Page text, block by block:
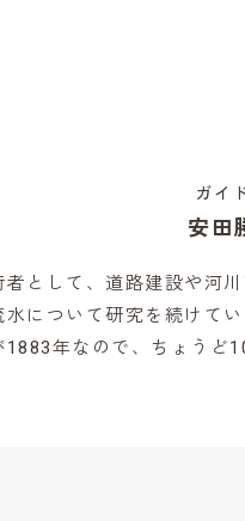
ガイ
安田
として、道路建設や河
について研究を続けて
年なので、ちょうど